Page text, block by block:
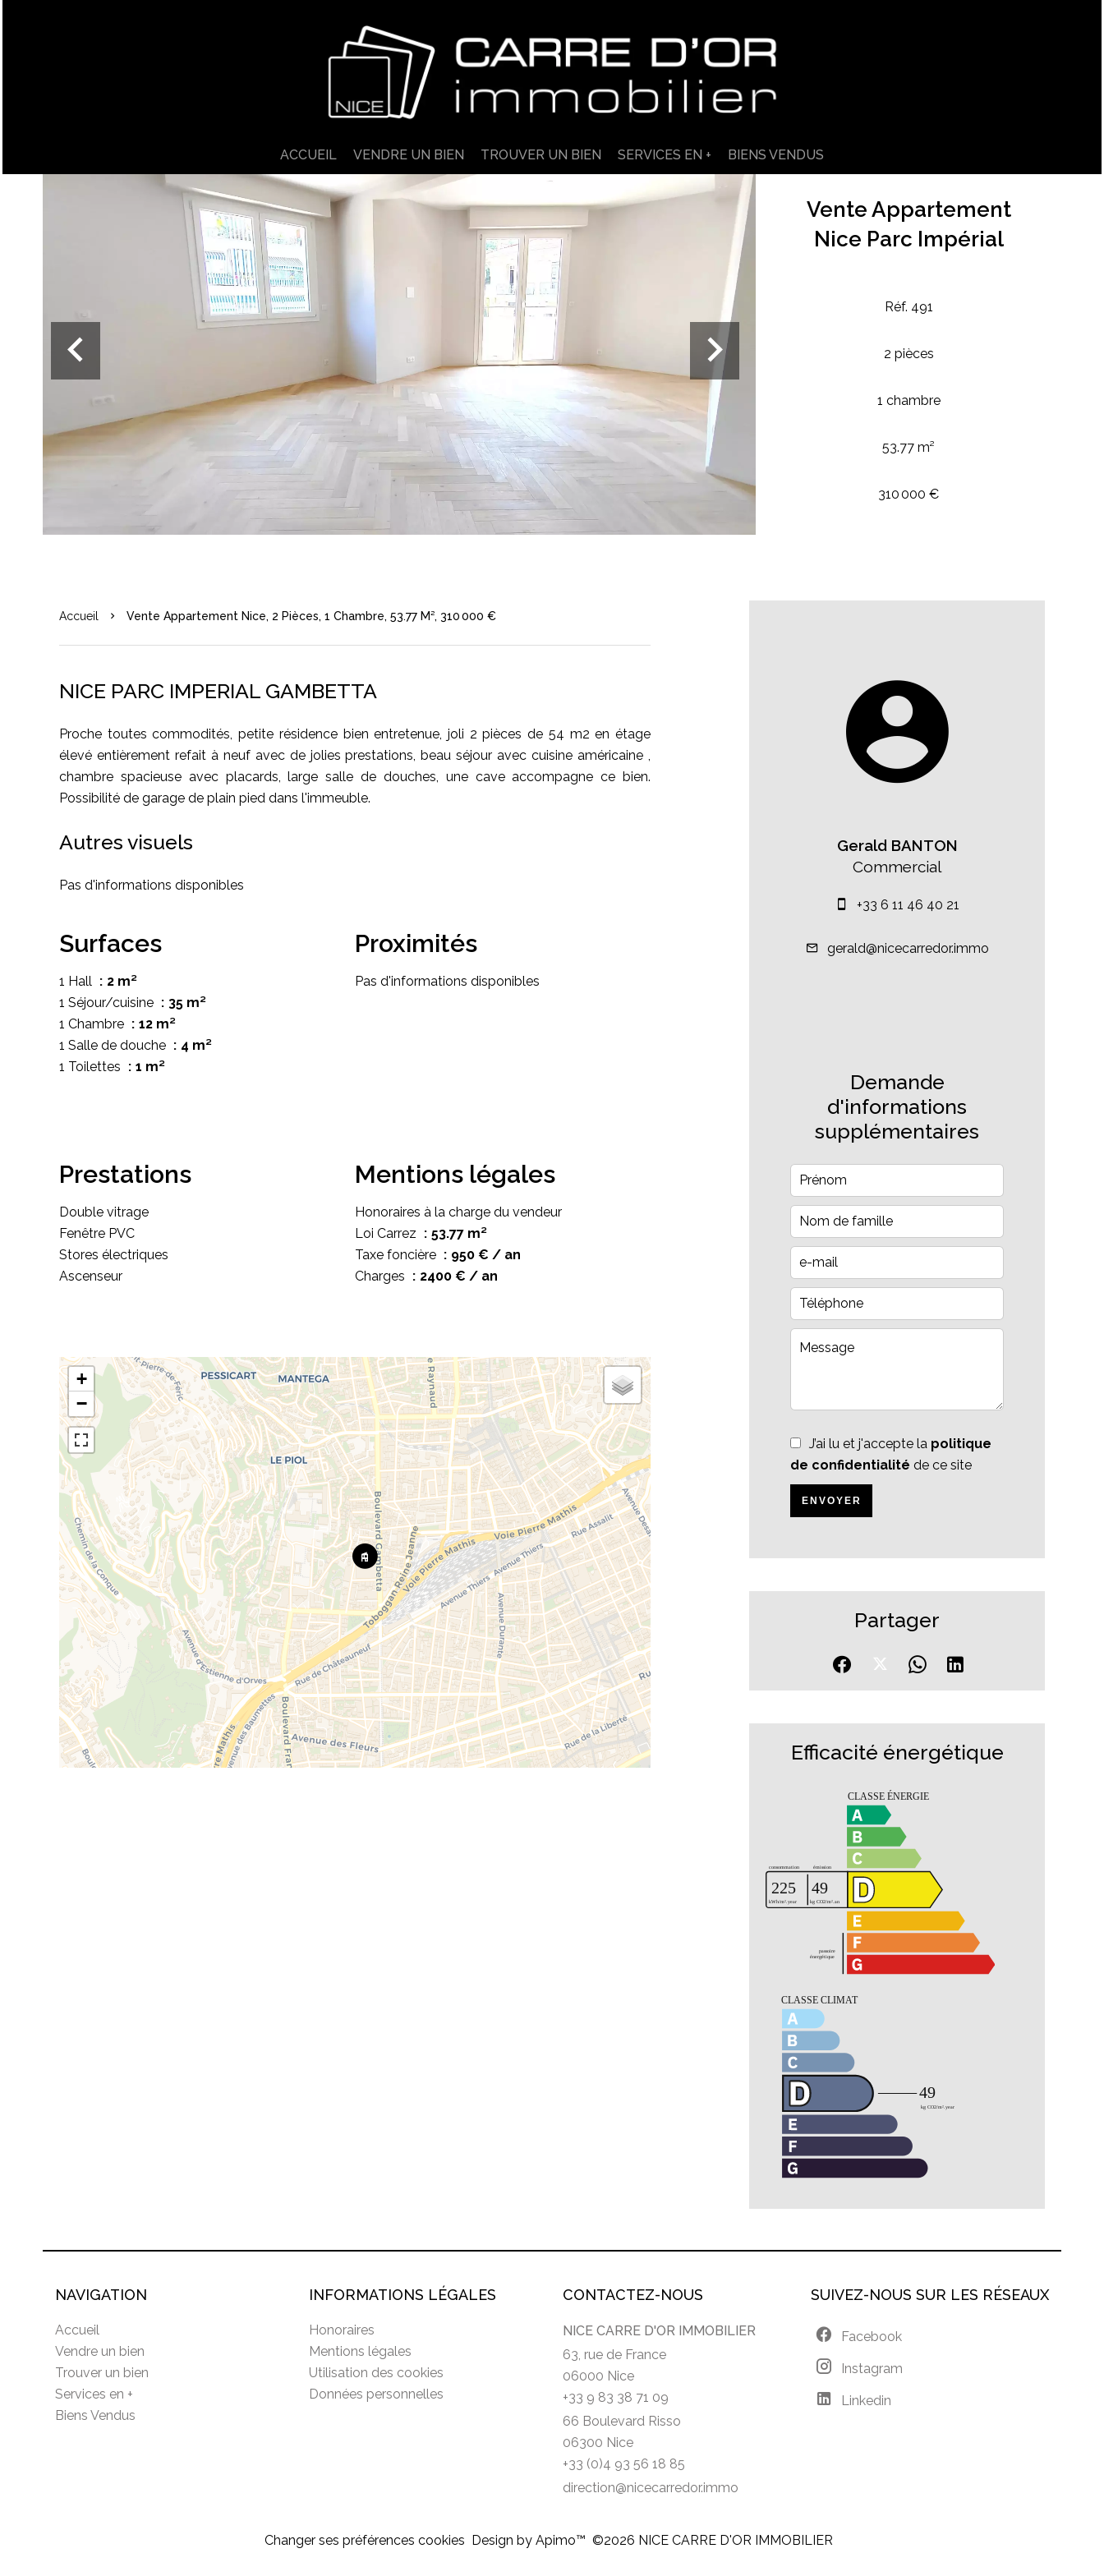
ACCUEIL VENDRE UN BIEN TROUVER UN BIEN SERVICES EN + BIENS VENDUS
Vente Appartement
Nice Parc Impérial
Réf. 491
2 pièces
1 chambre
53.77 m²
310 000 €
Accueil Vente Appartement Nice, 2 Pièces, 1 Chambre, 53.77 M², 310 000 €
NICE PARC IMPERIAL GAMBETTA
Proche toutes commodités, petite résidence bien entretenue, joli 2 pièces de 54 m2 en étage
élevé entièrement refait à neuf avec de jolies prestations, beau séjour avec cuisine américaine ,
chambre spacieuse avec placards, large salle de douches, une cave accompagne ce bien.
Possibilité de garage de plain pied dans l'immeuble.
Autres visuels
Pas d'informations disponibles
Surfaces
1 Hall
2 m²
1 Séjour/cuisine
35 m²
1 Chambre
12 m²
1 Salle de douche
4 m²
1 Toilettes
1 m²
Proximités
Pas d'informations disponibles
Prestations
Double vitrage
Fenêtre PVC
Stores électriques
Ascenseur
Mentions légales
Honoraires à la charge du vendeur
Loi Carrez
53.77 m²
Taxe foncière
950 € / an
Charges
2400 € / an
+
−
Gerald BANTON
Commercial
+33 6 11 46 40 21
gerald@nicecarredor.immo
Demande
d'informations
supplémentaires
J’ai lu et j'accepte la politique
de confidentialité de ce site
ENVOYER
Partager
Efficacité énergétique
NAVIGATION
Accueil
Vendre un bien
Trouver un bien
Services en +
Biens Vendus
INFORMATIONS LÉGALES
Honoraires
Mentions légales
Utilisation des cookies
Données personnelles
CONTACTEZ-NOUS
NICE CARRE D'OR IMMOBILIER
63, rue de France
06000 Nice
+33 9 83 38 71 09
66 Boulevard Risso
06300 Nice
+33 (0)4 93 56 18 85
direction@nicecarredor.immo
SUIVEZ-NOUS SUR LES RÉSEAUX
Facebook
Instagram
Linkedin
Changer ses préférences cookies Design by Apimo™ ©2026 NICE CARRE D'OR IMMOBILIER